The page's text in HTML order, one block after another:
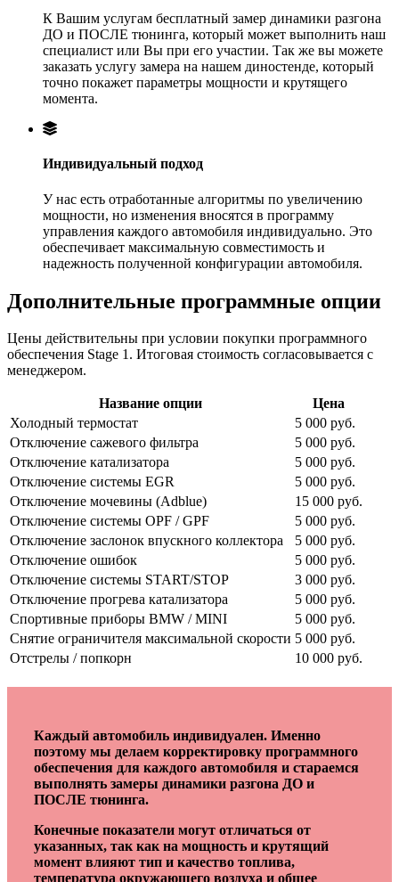
К Вашим услугам бесплатный замер динамики разгона
ДО и ПОСЛЕ тюнинга, который может выполнить наш
специалист или Вы при его участии. Так же вы можете
заказать услугу замера на нашем диностенде, который
точно покажет параметры мощности и крутящего
момента.
Индивидуальный подход
У нас есть отработанные алгоритмы по увеличению
мощности, но изменения вносятся в программу
управления каждого автомобиля индивидуально. Это
обеспечивает максимальную совместимость и
надежность полученной конфигурации автомобиля.
Дополнительные программные опции
Цены действительны при условии покупки программного
обеспечения Stage 1. Итоговая стоимость согласовывается с
менеджером.
Название опции
Цена
Холодный термостат
5 000 руб.
Отключение сажевого фильтра
5 000 руб.
Отключение катализатора
5 000 руб.
Отключение системы EGR
5 000 руб.
Отключение мочевины (Adblue)
15 000 руб.
Отключение системы OPF / GPF
5 000 руб.
Отключение заслонок впускного коллектора
5 000 руб.
Отключение ошибок
5 000 руб.
Отключение системы START/STOP
3 000 руб.
Отключение прогрева катализатора
5 000 руб.
Спортивные приборы BMW / MINI
5 000 руб.
Снятие ограничителя максимальной скорости 5 000 руб.
Отстрелы / попкорн
10 000 руб.
Каждый автомобиль индивидуален. Именно
поэтому мы делаем корректировку программного
обеспечения для каждого автомобиля и стараемся
выполнять замеры динамики разгона ДО и
ПОСЛЕ тюнинга.
Конечные показатели могут отличаться от
указанных, так как на мощность и крутящий
момент влияют тип и качество топлива,
температура окружающего воздуха и общее